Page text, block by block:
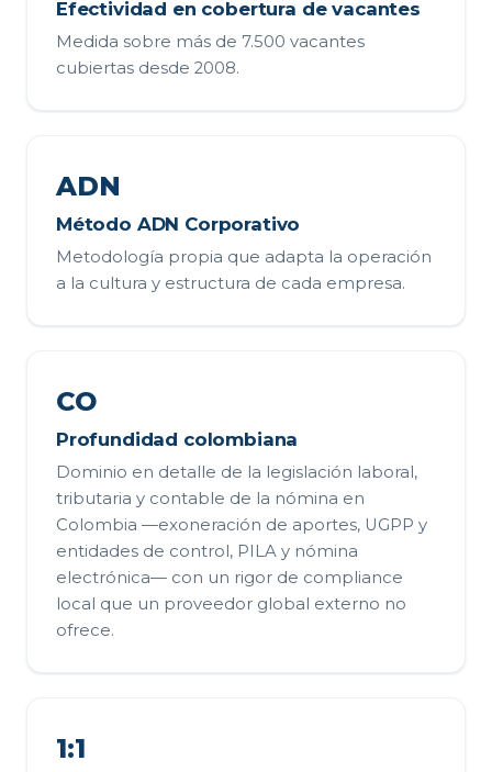
Efectividad en cobertura de vacantes
Medida sobre más de 7.500 vacantes
cubiertas desde 2008.
ADN
Método ADN Corporativo
Metodología propia que adapta la operación
a la cultura y estructura de cada empresa.
CO
Profundidad colombiana
Dominio en detalle de la legislación laboral,
tributaria y contable de la nómina en
Colombia —exoneración de aportes, UGPP y
entidades de control, PILA y nómina
electrónica— con un rigor de compliance
local que un proveedor global externo no
ofrece.
1:1